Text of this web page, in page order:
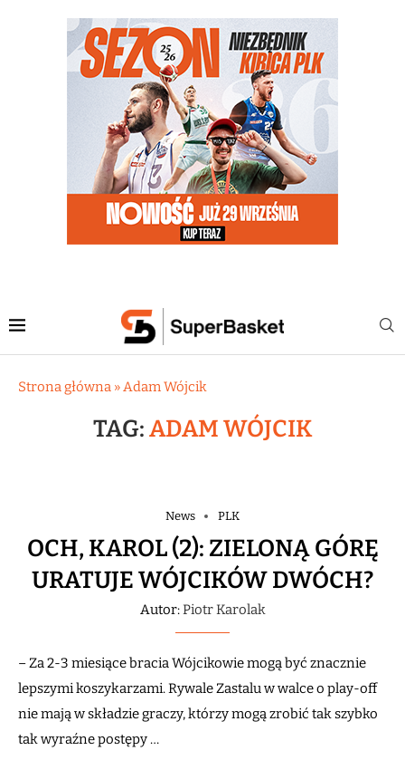
Strona główna »Adam Wójcik
TAG:ADAM WÓJCIK
News PLK
OCH, KAROL (2): ZIELONĄ GÓRĘ
URATUJE WÓJCIKÓW DWÓCH?
Autor:Piotr Karolak
– Za 2-3 miesiące bracia Wójcikowie mogą być znacznie
lepszymi koszykarzami. Rywale Zastalu w walce o play-off
nie mają w składzie graczy, którzy mogą zrobić tak szybko
tak wyraźne postępy …